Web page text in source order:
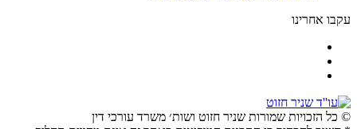
עקבו אחרינו
© כל הזכויות שמורות שניר חזוט ושות׳ משרד עורכי דין